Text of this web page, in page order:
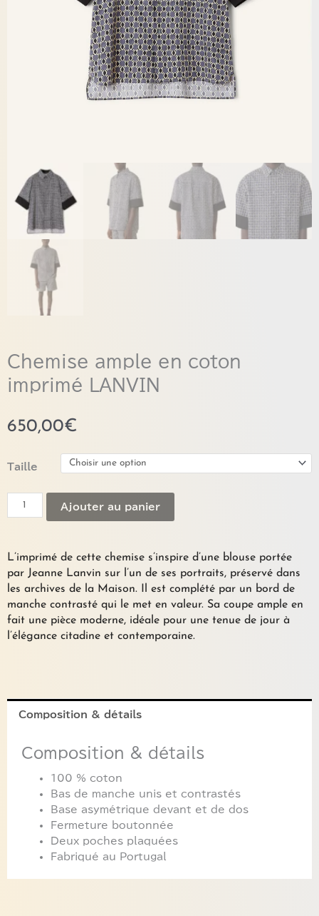
Chemise ample en coton
imprimé LANVIN
650,00€
Taille
quantité
Chemise
ample
imprimé
LANVIN
Ajouter au panier
L’imprimé de cette chemise s’inspire d’une blouse portée
par Jeanne Lanvin sur l’un de ses portraits, préservé dans
les archives de la Maison. Il est complété par un bord de
manche contrasté qui le met en valeur. Sa coupe ample en
fait une pièce moderne, idéale pour une tenue de jour à
l’élégance citadine et contemporaine.
Composition & détails
Composition & détails
100 % coton
Bas de manche unis et contrastés
Base asymétrique devant et de dos
Fermeture boutonnée
Deux poches plaquées
Fabriqué au Portugal